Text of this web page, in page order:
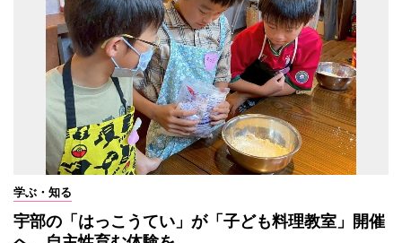
学ぶ・知る
宇部の「はっこうてい」が「子ども料理教室」開催